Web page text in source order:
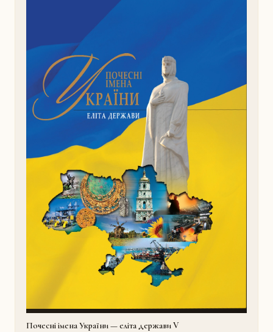
Почесні імена України — еліта держави V